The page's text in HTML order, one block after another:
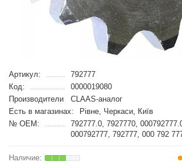
Артикул:
792777
Код:
0000019080
Производители
CLAAS-аналог
Есть в магазинах:
Рівне, Черкаси, Київ
№ OEM:
792777.0, 7927770,
000792777, 792777, 000 792